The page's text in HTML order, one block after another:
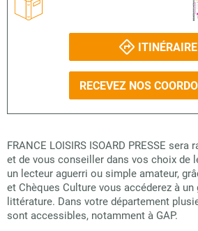
ITINÉRAIRE
RECEVEZ NOS
FRANCE LOISIRS ISOARD PRESSE
et de vous conseiller dans vos choix de
un lecteur aguerri ou simple amateur,
et Chèques Culture vous accéderez à un
littérature. Dans votre département
sont accessibles, notamment à GAP.